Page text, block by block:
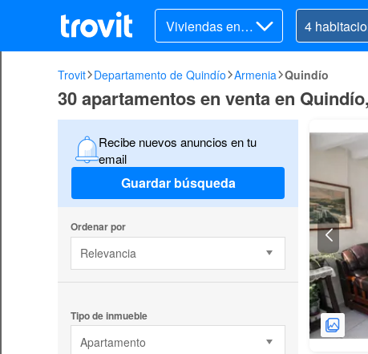
Viviendas en v
enta
Trovit Departamento de Quindío Armenia Quindío
30 apartamentos en venta en
Recibe nuevos anuncios en tu
email
Guardar búsqueda
Ordenar por
Relevancia
Tipo de inmueble
Apartamento